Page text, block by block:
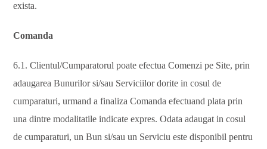
exista.
Comanda
6.1. Clientul/Cumparatorul poate efectua Comenzi pe Site, prin
adaugarea Bunurilor si/sau Serviciilor dorite in cosul de
cumparaturi, urmand a finaliza Comanda efectuand plata prin
una dintre modalitatile indicate expres. Odata adaugat in cosul
de cumparaturi, un Bun si/sau un Serviciu este disponibil pentru